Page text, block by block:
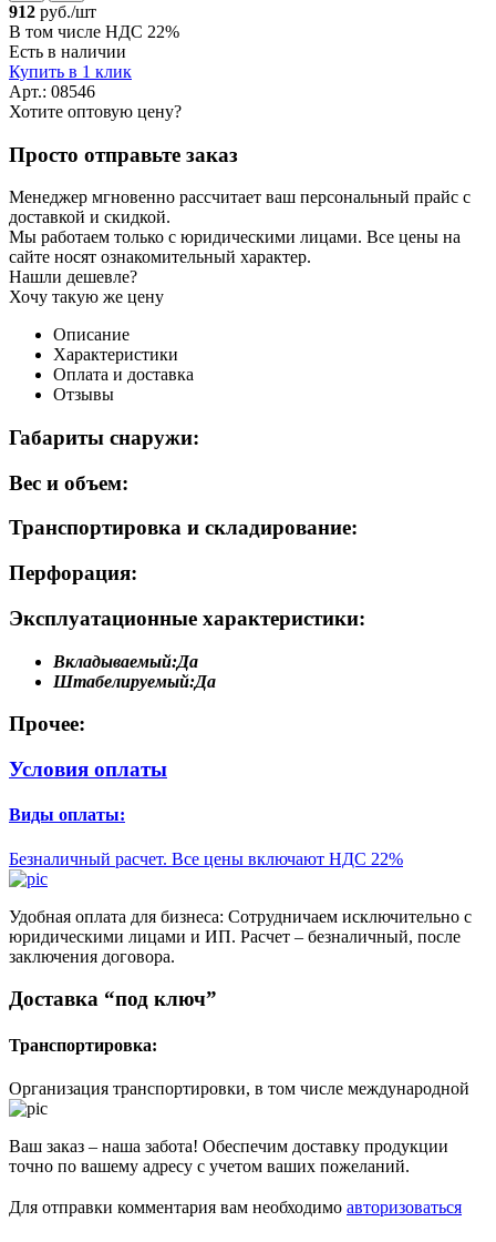
912 руб./шт
В том числе НДС 22%
Есть в наличии
Купить в 1 клик
Арт.: 08546
Хотите оптовую цену?
Просто отправьте заказ
Менеджер мгновенно рассчитает ваш персональный прайс с
доставкой и скидкой.
Мы работаем только с юридическими лицами. Все цены на
сайте носят ознакомительный характер.
Нашли дешевле?
Хочу такую же цену
Описание
Характеристики
Оплата и доставка
Отзывы
Габариты снаружи:
Вес и объем:
Транспортировка и складирование:
Перфорация:
Эксплуатационные характеристики:
Вкладываемый:Да
Штабелируемый:Да
Прочее:
Условия оплаты
Виды оплаты:
Безналичный расчет. Все цены включают НДС 22%
Удобная оплата для бизнеса: Сотрудничаем исключительно с
юридическими лицами и ИП. Расчет – безналичный, после
заключения договора.
Доставка “под ключ”
Транспортировка:
Организация транспортировки, в том числе международной
Ваш заказ – наша забота! Обеспечим доставку продукции
точно по вашему адресу с учетом ваших пожеланий.
Для отправки комментария вам необходимо авторизоваться